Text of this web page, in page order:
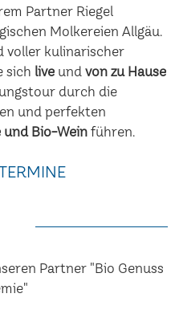
Partner Riegel
Molkereien Allgäu.
voller kulinarischer
sich live und von zu Hause
durch die
und perfekten
und Bio-Weinführen.
Partner "Bio Genuss